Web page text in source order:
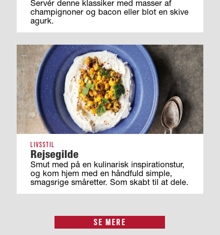
Servér denne klassiker med masser af
champignoner og bacon eller blot en skive
agurk.
LIVSSTIL
Rejsegilde
Smut med på en kulinarisk inspirationstur,
og kom hjem med en håndfuld simple,
smagsrige småretter. Som skabt til at dele.
SE MERE